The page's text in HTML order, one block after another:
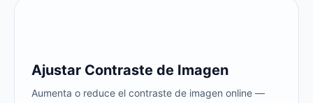
Ajustar Contraste de Imagen
Aumenta o reduce el contraste de imagen online —